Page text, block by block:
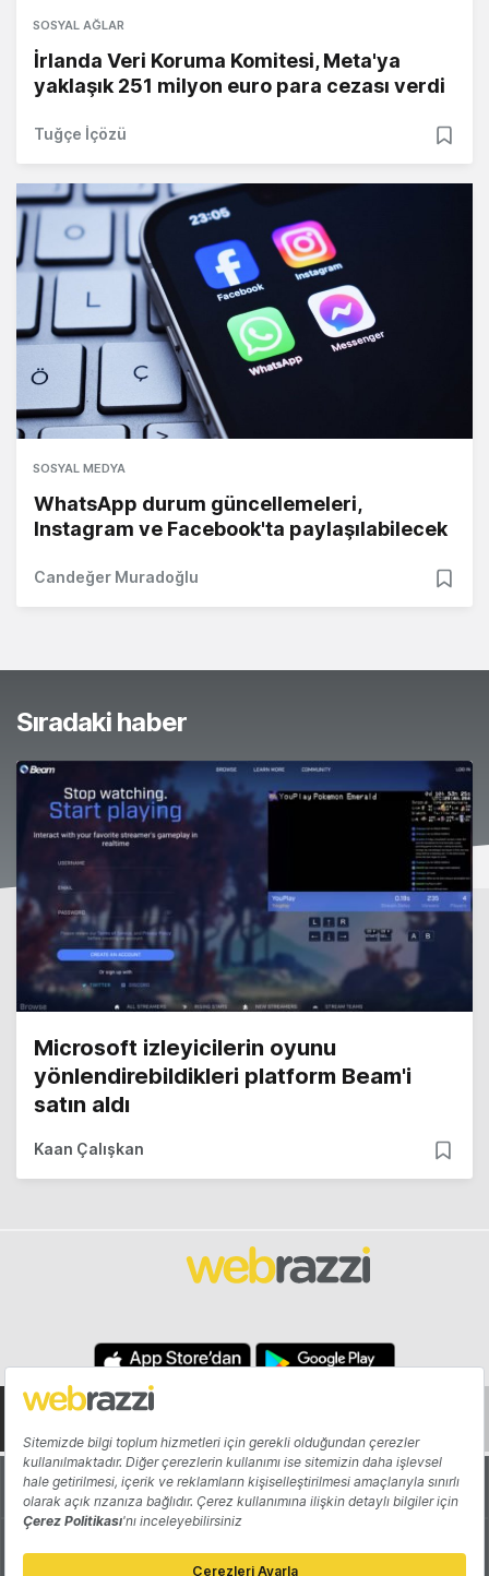
SOSYAL AĞLAR
İrlanda Veri Koruma Komitesi, Meta'ya
yaklaşık 251 milyon euro para cezası verdi
Tuğçe İçözü
SOSYAL MEDYA
WhatsApp durum güncellemeleri,
Instagram ve Facebook'ta paylaşılabilecek
Candeğer Muradoğlu
Sıradaki haber
Microsoft izleyicilerin oyunu
yönlendirebildikleri platform Beam'i
satın aldı
Kaan Çalışkan
Hakkında Yazarlar
Katkıda Bulun Reklam